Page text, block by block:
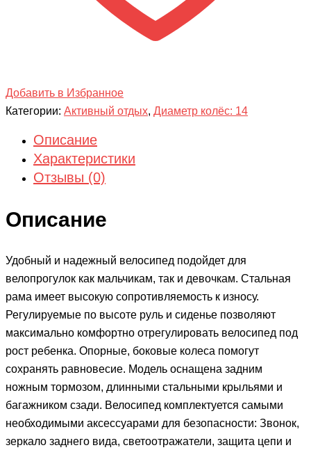
Добавить в Избранное
Категории: Активный отдых, Диаметр колёс: 14
Описание
Характеристики
Отзывы (0)
Описание
Удобный и надежный велосипед подойдет для
велопрогулок как мальчикам, так и девочкам. Стальная
рама имеет высокую сопротивляемость к износу.
Регулируемые по высоте руль и сиденье позволяют
максимально комфортно отрегулировать велосипед под
рост ребенка. Опорные, боковые колеса помогут
сохранять равновесие. Модель оснащена задним
ножным тормозом, длинными стальными крыльями и
багажником сзади. Велосипед комплектуется самыми
необходимыми аксессуарами для безопасности: Звонок,
зеркало заднего вида, светоотражатели, защита цепи и